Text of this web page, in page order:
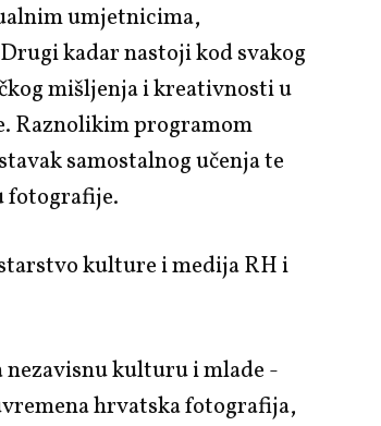
umjetnicima,
kadar nastoji kod svakog
mišljenja i kreativnosti u
Raznolikim programom
samostalnog učenja te
fotografije.
kulture i medija RH i
nezavisnu kulturu i mlade -
hrvatska fotografija,